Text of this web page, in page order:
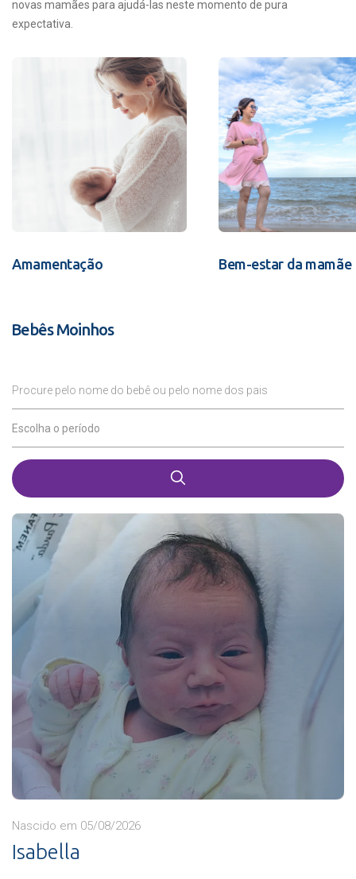
novas mamães para ajudá-las neste momento de pura
expectativa.
Amamentação Bem-estar da mamãe
Bebês Moinhos
Procure pelo nome do bebê ou pelo nome dos pais
Escolha o período
Nascido em 05/08/2026
Isabella